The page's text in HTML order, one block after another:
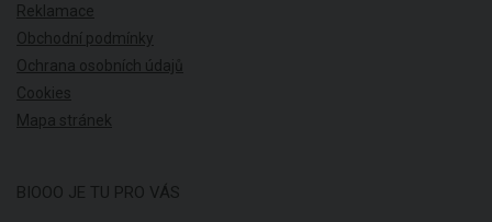
Reklamace
Obchodní podmínky
Ochrana osobních údajů
Cookies
Mapa stránek
BIOOO JE TU PRO VÁS